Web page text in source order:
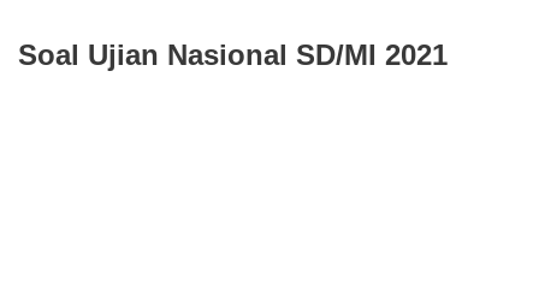
Soal Ujian Nasional SD/MI 2021